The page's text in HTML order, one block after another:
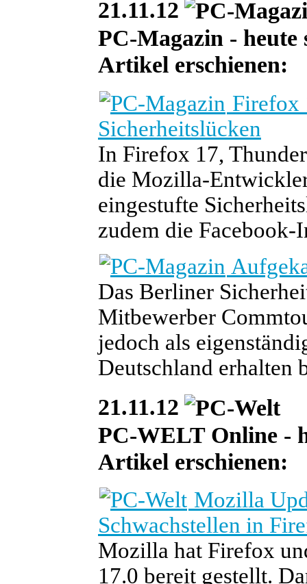
21.11.12
PC-Magazin - heute
Artikel erschienen:
Firefox
Sicherheitslücken
In Firefox 17,
die Mozilla-
eingestufte
zudem die Facebook-
Das Berliner
Mitbewerber
jedoch als
Deutschland erhalten
21.11.12
PC-WELT Online -
Artikel erschienen:
Mozilla
Schwachstellen in
Mozilla hat Firefox
17.0 bereit gestellt.